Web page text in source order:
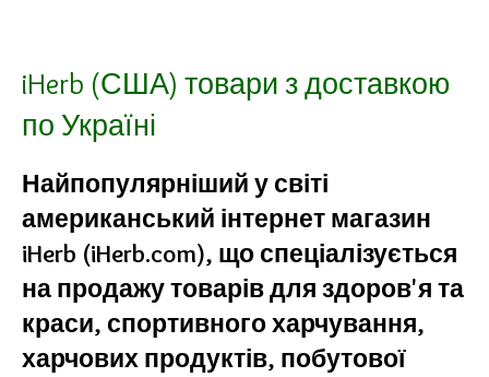
iHerb (США) товари з доставкою
по Україні
Найпопулярніший у світі
американський інтернет магазин
iHerb (iHerb.com), що спеціалізується
на продажу товарів для здоров'я та
краси, спортивного харчування,
харчових продуктів, побутової